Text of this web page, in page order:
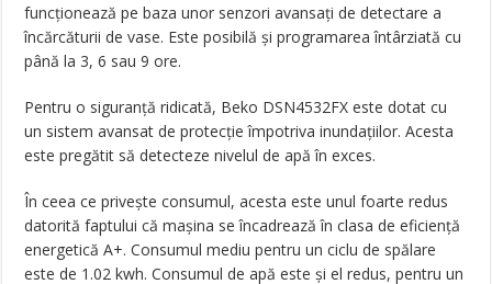
funcționează pe baza unor senzori avansați de detectare a
încărcăturii de vase. Este posibilă și programarea întârziată cu
până la 3, 6 sau 9 ore.
Pentru o siguranță ridicată, Beko DSN4532FX este dotat cu
un sistem avansat de protecție împotriva inundațiilor. Acesta
este pregătit să detecteze nivelul de apă în exces.
În ceea ce privește consumul, acesta este unul foarte redus
datorită faptului că mașina se încadrează în clasa de eficiență
energetică A+. Consumul mediu pentru un ciclu de spălare
este de 1.02 kwh. Consumul de apă este și el redus, pentru un